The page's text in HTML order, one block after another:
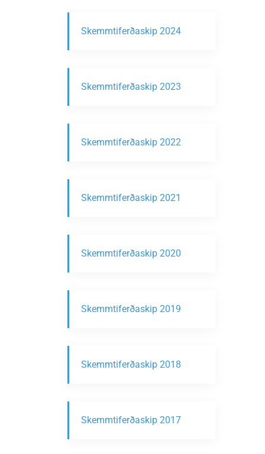
Skemmtiferðaskip 2024
Skemmtiferðaskip 2023
Skemmtiferðaskip 2022
Skemmtiferðaskip 2021
Skemmtiferðaskip 2020
Skemmtiferðaskip 2019
Skemmtiferðaskip 2018
Skemmtiferðaskip 2017